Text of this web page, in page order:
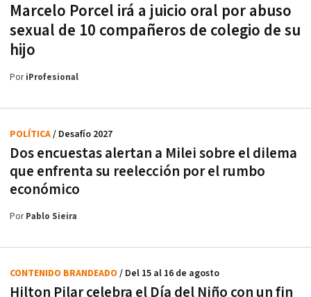
Marcelo Porcel irá a juicio oral por abuso
sexual de 10 compañeros de colegio de su
hijo
PoriProfesional
Dos encuestas alertan a Milei sobre el dilema
que enfrenta su reelección por el rumbo
económico
POLÍTICA/ Desafío 2027
PorPablo Sieira
Hilton Pilar celebra el Día del Niño con un fin
CONTENIDO BRANDEADO / Del 15 al 16 de agosto